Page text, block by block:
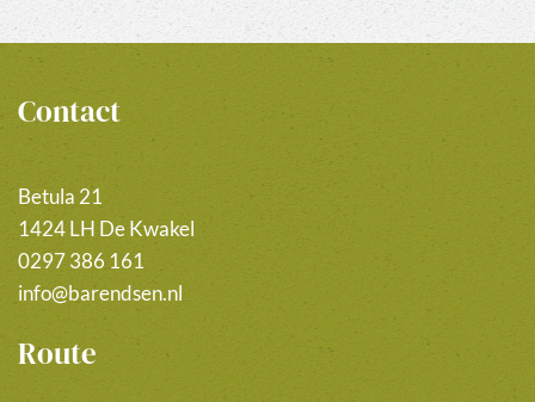
Contact
Betula 21
1424 LH De Kwakel
0297 386 161
info@barendsen.nl
Route